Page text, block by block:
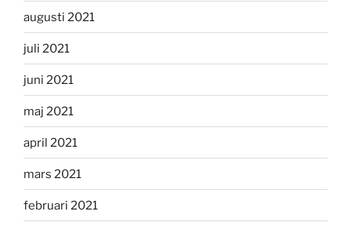
augusti 2021
juli 2021
juni 2021
maj 2021
april 2021
mars 2021
februari 2021